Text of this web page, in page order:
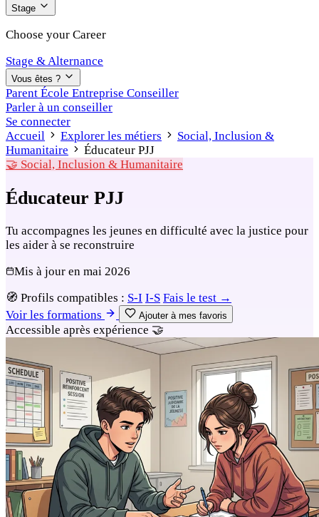
Stage
Choose your Career
Stage & Alternance
Vous êtes ?
Parent École Entreprise Conseiller
Parler à un conseiller
Se connecter
Accueil
Explorer les métiers
Social, Inclusion &
Humanitaire
Éducateur PJJ
🤝 Social, Inclusion & Humanitaire
Éducateur PJJ
Tu accompagnes les jeunes en difficulté avec la justice pour
les aider à se reconstruire
Mis à jour en mai 2026
🧭 Profils compatibles : S-I I-S Fais le test →
Voir les formations
Ajouter à mes favoris
Accessible après expérience 🤝